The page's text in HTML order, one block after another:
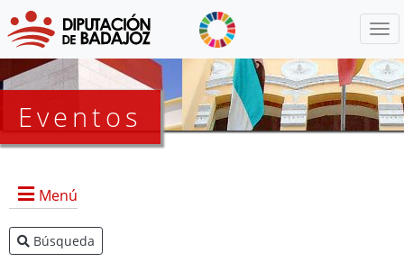
Eventos
Menú
Agenda Presidencia
Búsqueda